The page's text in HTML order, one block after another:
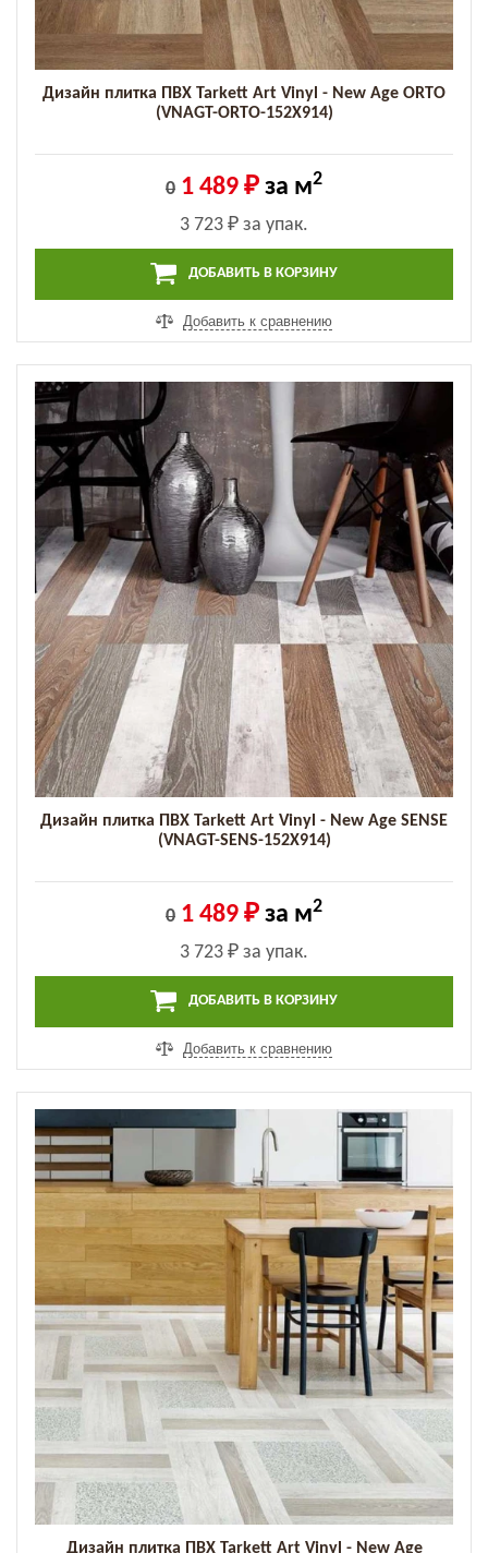
Дизайн плитка ПВХ Tarkett Art Vinyl - New Age ORTO
(VNAGT-ORTO-152X914)
0 1 489 ₽ за м2
3 723 ₽ за упак.
ДОБАВИТЬ В КОРЗИНУ
Добавить к сравнению
Дизайн плитка ПВХ Tarkett Art Vinyl - New Age SENSE
(VNAGT-SENS-152X914)
0 1 489 ₽ за м2
3 723 ₽ за упак.
ДОБАВИТЬ В КОРЗИНУ
Добавить к сравнению
Дизайн плитка ПВХ Tarkett Art Vinyl - New Age